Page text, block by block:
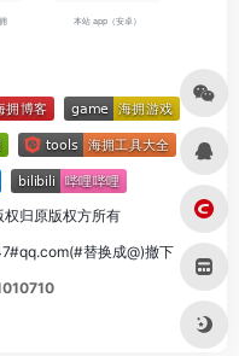
本站 app（安卓）
归原版权方所有
替换成@)撤下